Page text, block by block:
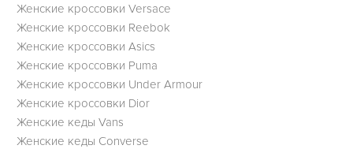
Женские кроссовки Versace
Женские кроссовки Reebok
Женские кроссовки Asics
Женские кроссовки Puma
Женские кроссовки Under Armour
Женские кроссовки Dior
Женские кеды Vans
Женские кеды Converse